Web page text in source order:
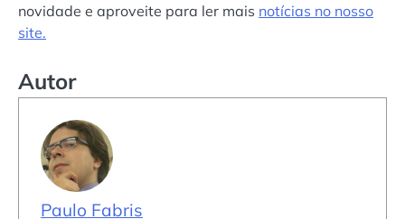
novidade e aproveite para ler mais notícias no nosso
site.
Autor
Paulo Fabris